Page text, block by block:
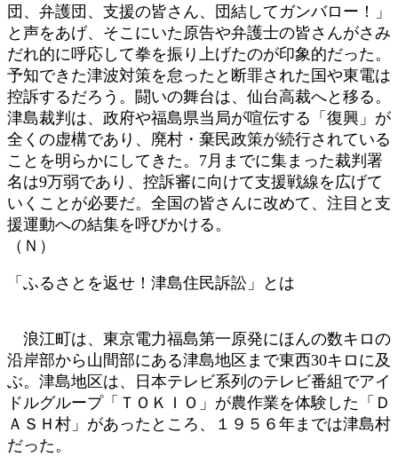
団、弁護団、支援の皆さん、団結してガンバロー！」
と声をあげ、そこにいた原告や弁護士の皆さんがさみ
だれ的に呼応して拳を振り上げたのが印象的だった。
予知できた津波対策を怠ったと断罪された国や東電は
控訴するだろう。闘いの舞台は、仙台高裁へと移る。
津島裁判は、政府や福島県当局が喧伝する「復興」が
全くの虚構であり、廃村・棄民政策が続行されている
ことを明らかにしてきた。7月までに集まった裁判署
名は9万弱であり、控訴審に向けて支援戦線を広げて
いくことが必要だ。全国の皆さんに改めて、注目と支
援運動への結集を呼びかける。
（Ｎ）
「ふるさとを返せ！津島住民訴訟」とは
浪江町は、東京電力福島第一原発にほんの数キロの
沿岸部から山間部にある津島地区まで東西30キロに及
ぶ。津島地区は、日本テレビ系列のテレビ番組でアイ
ドルグループ「ＴＯＫＩＯ」が農作業を体験した「Ｄ
ＡＳＨ村」があったところ、１９５６年までは津島村
だった。